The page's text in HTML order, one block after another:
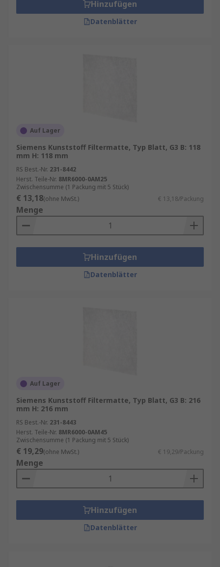
Hinzufügen
Datenblätter
Auf Lager
Siemens Kunststoff Filtermatte, Typ Blatt, G3 B: 118
mm H: 118 mm
RS Best.-Nr. 231-8442
Herst. Teile-Nr. 8MR6000-0AM25
Zwischensumme (1 Packung mit 5 Stück)
€ 13,18(ohne MwSt.) € 13,18/Packung
Menge
Hinzufügen
Datenblätter
Auf Lager
Siemens Kunststoff Filtermatte, Typ Blatt, G3 B: 216
mm H: 216 mm
RS Best.-Nr. 231-8443
Herst. Teile-Nr. 8MR6000-0AM45
Zwischensumme (1 Packung mit 5 Stück)
€ 19,29(ohne MwSt.) € 19,29/Packung
Menge
Hinzufügen
Datenblätter